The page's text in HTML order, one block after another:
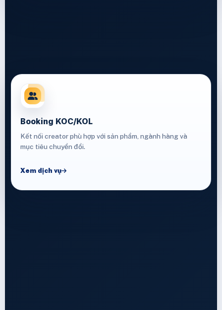
Booking KOC/KOL
Kết nối creator phù hợp với sản phẩm, ngành hàng và
mục tiêu chuyển đổi.
Xem dịch vụ